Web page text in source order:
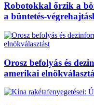
Robotokkal őrzik a
a büntetés-
Orosz befolyás és
amerikai